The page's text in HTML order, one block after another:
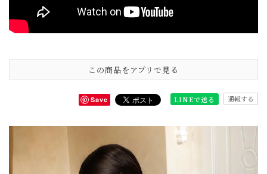
この商品をアプリで見る
Save LINEで送る 通報する